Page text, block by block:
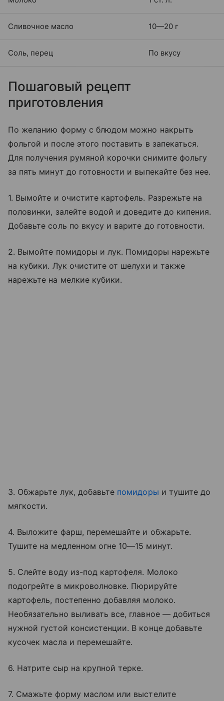
Сливочное масло 10—20 г
Соль, перец По вкусу
Пошаговый рецепт
приготовления
По желанию форму с блюдом можно накрыть
фольгой и после этого поставить в запекаться.
Для получения румяной корочки снимите фольгу
за пять минут до готовности и выпекайте без нее.
1. Вымойте и очистите картофель. Разрежьте на
половинки, залейте водой и доведите до кипения.
Добавьте соль по вкусу и варите до готовности.
2. Вымойте помидоры и лук. Помидоры нарежьте
на кубики. Лук очистите от шелухи и также
нарежьте на мелкие кубики.
3. Обжарьте лук, добавьте помидоры и тушите до
мягкости.
4. Выложите фарш, перемешайте и обжарьте.
Тушите на медленном огне 10—15 минут.
5. Слейте воду из-под картофеля. Молоко
подогрейте в микроволновке. Пюрируйте
картофель, постепенно добавляя молоко.
Необязательно выливать все, главное — добиться
нужной густой консистенции. В конце добавьте
кусочек масла и перемешайте.
6. Натрите сыр на крупной терке.
7. Смажьте форму маслом или выстелите